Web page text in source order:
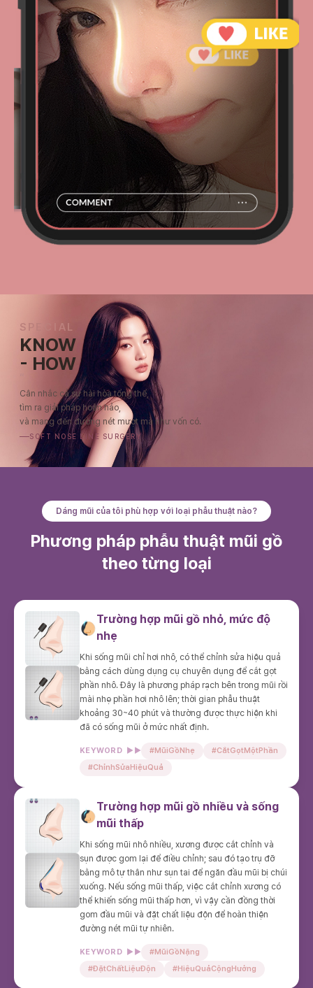
SPECIAL
KNOW
- HOW
Cân nhắc cả sự hài hòa tổng thể,
tìm ra giải pháp hoàn hảo,
và mang đến đường nét mượt mà như vốn có.
SOFT NOSE LINE SURGERY
Dáng mũi của tôi phù hợp với loại phẫu thuật nào?
Phương pháp phẫu thuật mũi gồ
theo từng loại
Trường hợp mũi gồ nhỏ, mức độ
nhẹ
Khi sống mũi chỉ hơi nhô, có thể chỉnh sửa hiệu quả
bằng cách dùng dụng cụ chuyên dụng để cắt gọt
phần nhô. Đây là phương pháp rạch bên trong mũi rồi
mài nhẹ phần hơi nhô lên; thời gian phẫu thuật
khoảng 30~40 phút và thường được thực hiện khi
đã có sống mũi ở mức nhất định.
KEYWORD ▶▶ #MũiGồNhẹ
#CắtGọtMộtPhần
#ChỉnhSửaHiệuQuả
Trường hợp mũi gồ nhiều và sống
mũi thấp
Khi sống mũi nhô nhiều, xương được cắt chỉnh và
sụn được gom lại để điều chỉnh; sau đó tạo trụ đỡ
bằng mô tự thân như sụn tai để ngăn đầu mũi bị chúi
xuống. Nếu sống mũi thấp, việc cắt chỉnh xương có
thể khiến sống mũi thấp hơn, vì vậy cần đồng thời
gom đầu mũi và đặt chất liệu độn để hoàn thiện
đường nét mũi tự nhiên.
KEYWORD ▶▶
#MũiGồNặng
#ĐặtChấtLiệuĐộn
#HiệuQuảCộngHưởng